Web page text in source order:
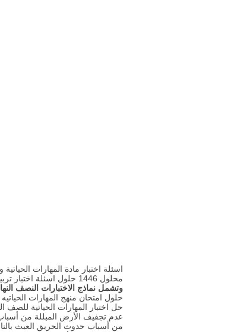
محلول 1446 حلول اسئلة اختبار تربية اسرية سادس على موقع واجبي بصيغة pdf و word
وتشمل نماذج الاختبارات النصف
حلول امتحان منهج المهارات
حل اختبار المهارات الحياتية للصف السادس ف1 منازل ورقي فورمز تحريري
عدم تجفيف الأرض المبللة من
من أسباب حدوث الحريق العبث